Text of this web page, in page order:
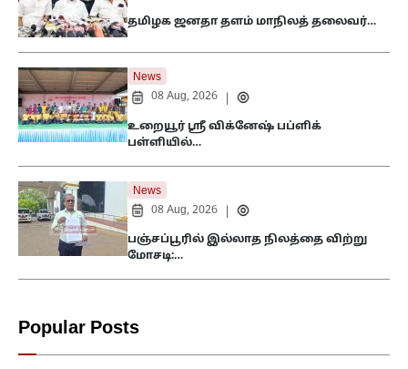
தமிழக ஜனதா தளம் மாநிலத் தலைவர்…
News
08 Aug, 2026
உறையூர் ஸ்ரீ விக்னேஷ் பப்ளிக்
பள்ளியில்…
News
08 Aug, 2026
பஞ்சப்பூரில் இல்லாத நிலத்தை விற்று
மோசடி:…
Popular Posts